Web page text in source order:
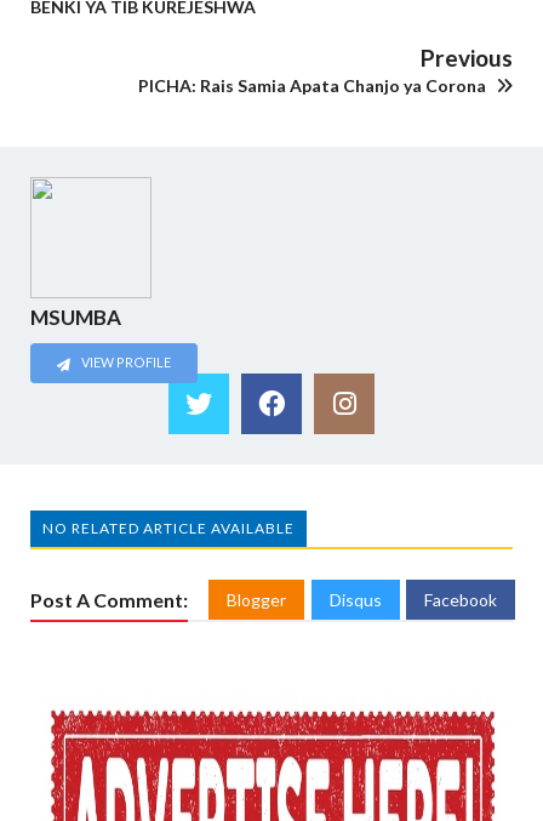
BENKI YA TIB KUREJESHWA
Previous
PICHA: Rais Samia Apata Chanjo ya Corona
MSUMBA
VIEW PROFILE
NO RELATED ARTICLE AVAILABLE
Post A Comment: Blogger Disqus Facebook